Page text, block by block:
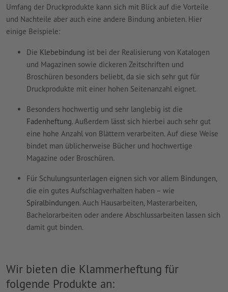
Umfang der Druckprodukte kann sich mit Blick auf die Vorteile
und Nachteile aber auch eine andere Bindung anbieten. Hier
einige Beispiele:
Die Klebebindung ist bei der Realisierung von Katalogen
und Magazinen sowie dickeren Zeitschriften und
Broschüren besonders beliebt, da sie sich sehr gut für
Druckprodukte mit einer hohen Seitenanzahl eignet.
Besonders hochwertig und sehr langlebig ist die
Fadenheftung. Außerdem lässt sich hierbei auch sehr gut
eine hohe Anzahl von Blättern verarbeiten. Auf diese Weise
bindet man üblicherweise Bücher und hochwertige
Magazine oder Broschüren.
Für Schulungsunterlagen eignen sich vor allem Bindungen,
die ein gutes Aufschlagverhalten haben – wie
Spiralbindungen. Auch Hausarbeiten, Masterarbeiten,
Bachelorarbeiten oder andere Abschlussarbeiten lassen sich
damit gut binden.
Wir bieten die Klammerheftung für
folgende Produkte an: